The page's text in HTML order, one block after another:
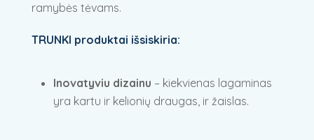
ramybės tėvams.
TRUNKI produktai išsiskiria:
Inovatyviu dizainu – kiekvienas lagaminas
yra kartu ir kelionių draugas, ir žaislas.